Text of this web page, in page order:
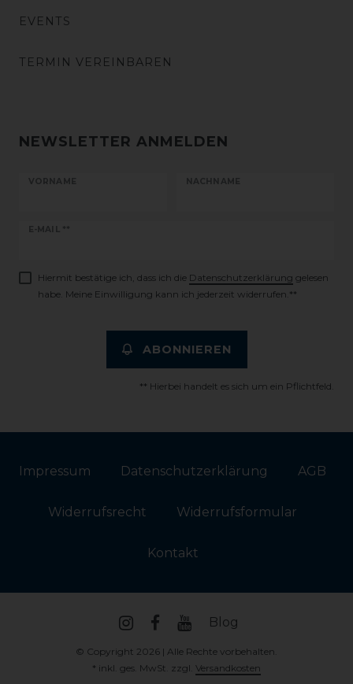
EVENTS
TERMIN VEREINBAREN
NEWSLETTER ANMELDEN
VORNAME NACHNAME
E-MAIL **
Newsletter
Hiermit bestätige ich, dass ich die Daten­schutz­erklärung gelesen
habe. Meine Einwilligung kann ich jederzeit widerrufen.**
ABONNIEREN
** Hierbei handelt es sich um ein Pflichtfeld.
Impressum Daten­schutz­erklärung AGB
Widerrufs­recht Widerrufs­formular
Kontakt
Blog
© Copyright 2026 | Alle Rechte vorbehalten.
* inkl. ges. MwSt. zzgl. Versandkosten